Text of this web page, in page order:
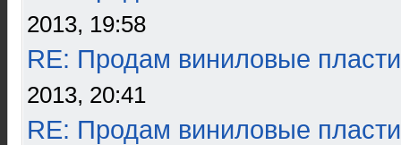
2013, 19:58
RE: Продам виниловые
2013, 20:41
RE: Продам виниловые